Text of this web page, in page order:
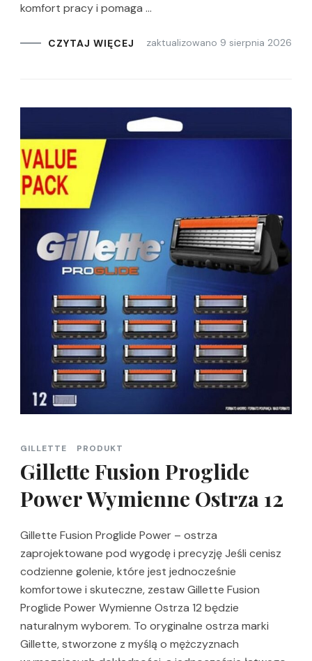
komfort pracy i pomaga …
CZYTAJ WIĘCEJ zaktualizowano 9 sierpnia 2026
GILLETTE PRODUKT
Gillette Fusion Proglide
Power Wymienne Ostrza 12
Gillette Fusion Proglide Power – ostrza
zaprojektowane pod wygodę i precyzję Jeśli cenisz
codzienne golenie, które jest jednocześnie
komfortowe i skuteczne, zestaw Gillette Fusion
Proglide Power Wymienne Ostrza 12 będzie
naturalnym wyborem. To oryginalne ostrza marki
Gillette, stworzone z myślą o mężczyznach